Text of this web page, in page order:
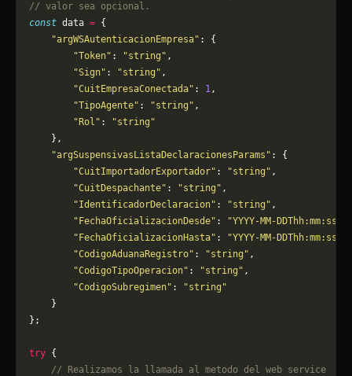
// valor sea opcional.
const data = {
    "argWSAutenticacionEmpresa"
: {
        "Token"
: "string" ,
        "Sign"
: "string" ,
        "CuitEmpresaConectada"
: 1,
        "TipoAgente"
: "string" ,
        "Rol"
:
"string"
    },
    "argSuspensivasListaDeclaracionesParams"
: {
        "CuitImportadorExportador"
: "string" ,
        "CuitDespachante"
: "string" ,
        "IdentificadorDeclaracion"
: "string" ,
        "FechaOficializacionDesde"
: "YYYY-MM-DDThh:mm:ss"
        "FechaOficializacionHasta"
: "YYYY-MM-DDThh:mm:ss"
        "CodigoAduanaRegistro"
: "string" ,
        "CodigoTipoOperacion"
: "string" ,
        "CodigoSubregimen"
:
"string"
    }
};
try {
    // Realizamos la llamada al metodo del web service